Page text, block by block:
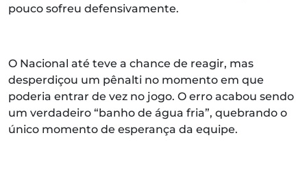
pouco sofreu defensivamente.
O Nacional até teve a chance de reagir, mas
desperdiçou um pênalti no momento em que
poderia entrar de vez no jogo. O erro acabou sendo
um verdadeiro “banho de água fria”, quebrando o
único momento de esperança da equipe.